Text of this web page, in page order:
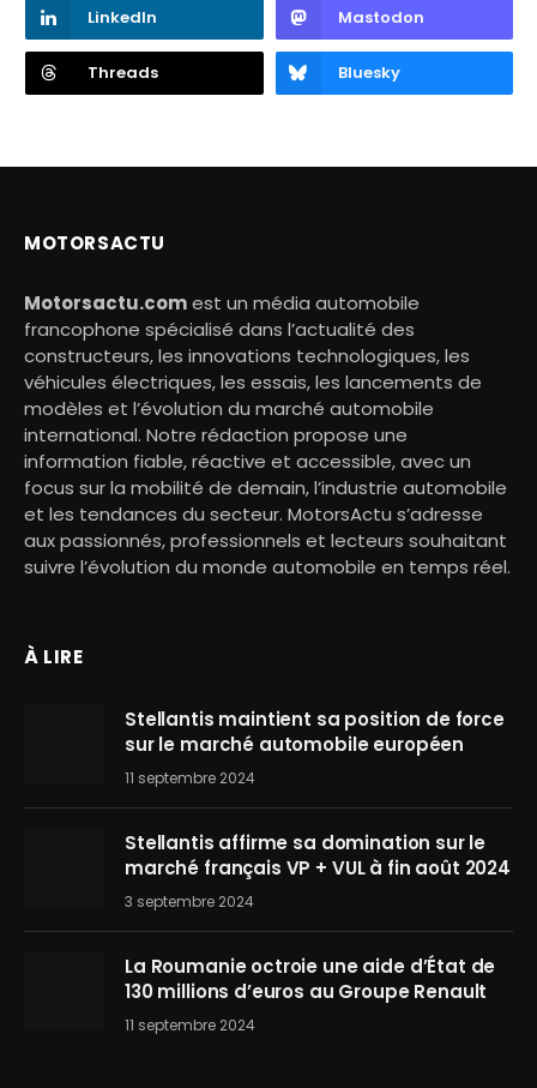
LinkedIn Mastodon
Threads Bluesky
MOTORSACTU
Motorsactu.comest un média automobile
francophone spécialisé dans l’actualité des
constructeurs, les innovations technologiques, les
véhicules électriques, les essais, les lancements de
modèles et l’évolution du marché automobile
international. Notre rédaction propose une
information fiable, réactive et accessible, avec un
focus sur la mobilité de demain, l’industrie automobile
et les tendances du secteur. MotorsActu s’adresse
aux passionnés, professionnels et lecteurs souhaitant
suivre l’évolution du monde automobile en temps réel.
À LIRE
Stellantis maintient sa position de force
sur le marché automobile européen
11 septembre 2024
Stellantis affirme sa domination sur le
marché français VP + VUL à fin août 2024
3 septembre 2024
La Roumanie octroie une aide d’État de
130 millions d’euros au Groupe Renault
11 septembre 2024